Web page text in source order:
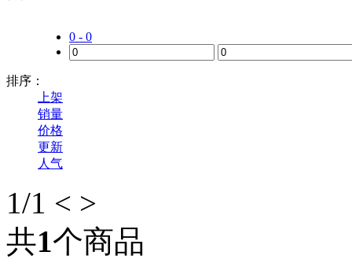
0 - 0
排序：
上架
销量
价格
更新
人气
1/1 < >
共1个商品